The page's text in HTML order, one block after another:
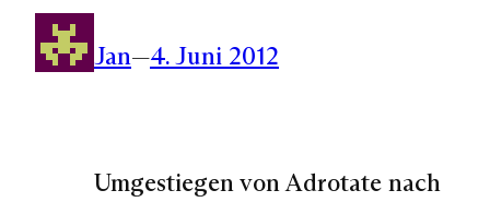
Jan—4. Juni 2012
Umgestiegen von Adrotate nach